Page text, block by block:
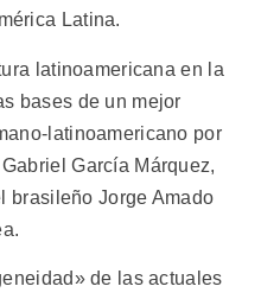
Latina.
latinoamericana en la
bases de un mejor
latinoamericano por
García Márquez,
brasileño Jorge Amado
de las actuales